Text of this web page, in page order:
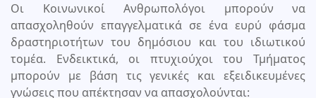
Οι Κοινωνικοί Ανθρωπολόγοι μπορούν να
απασχοληθούν επαγγελματικά σε ένα ευρύ φάσμα
δραστηριοτήτων του δημόσιου και του ιδιωτικού
τομέα. Ενδεικτικά, οι πτυχιούχοι του Τμήματος
μπορούν με βάση τις γενικές και εξειδικευμένες
γνώσεις που απέκτησαν να απασχολούνται: